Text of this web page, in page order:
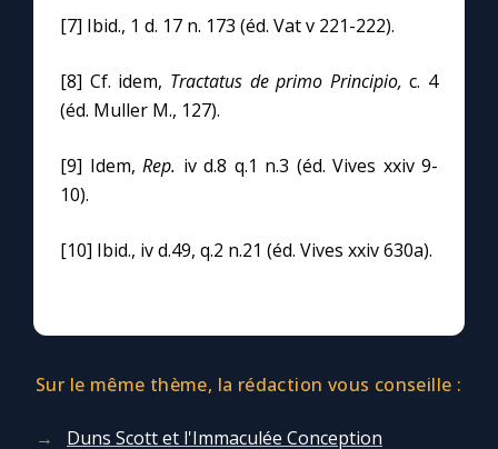
[7] Ibid., 1 d. 17 n. 173 (éd. Vat v 221-222).
[8] Cf. idem, Tractatus de primo Principio, c. 4
(éd. Muller M., 127).
[9] Idem, Rep. iv d.8 q.1 n.3 (éd. Vives xxiv 9-
10).
[10] Ibid., iv d.49, q.2 n.21 (éd. Vives xxiv 630a).
Sur le même thème, la rédaction vous conseille :
Duns Scott et l'Immaculée Conception